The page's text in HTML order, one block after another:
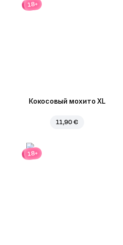
18+
Кокосовый мохито XL
11,90 €
18+